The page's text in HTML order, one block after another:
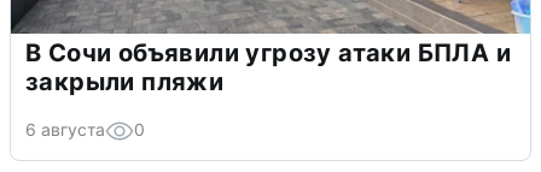
В Сочи объявили угрозу атаки БПЛА и
закрыли пляжи
6 августа 0